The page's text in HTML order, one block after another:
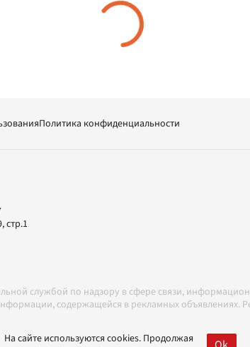
Политика конфиденциальности
стр.1
службой по надзору в сфере связи,
содержащейся в рекламных
в соответствии с Правилами
На сайте используются cookies. Продолжая